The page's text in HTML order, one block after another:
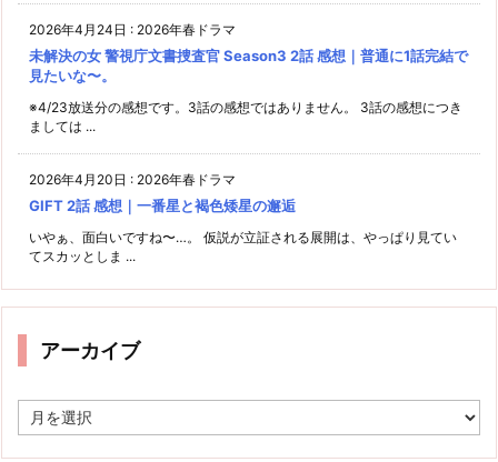
2026年4月24日 : 2026年春ドラマ
未解決の女 警視庁文書捜査官 Season3 2話 感想｜普通に1話完結で
見たいな〜。
※4/23放送分の感想です。3話の感想ではありません。 3話の感想につき
ましては ...
2026年4月20日 : 2026年春ドラマ
GIFT 2話 感想｜一番星と褐色矮星の邂逅
いやぁ、面白いですね〜…。 仮説が立証される展開は、やっぱり見てい
てスカッとしま ...
アーカイブ
ー